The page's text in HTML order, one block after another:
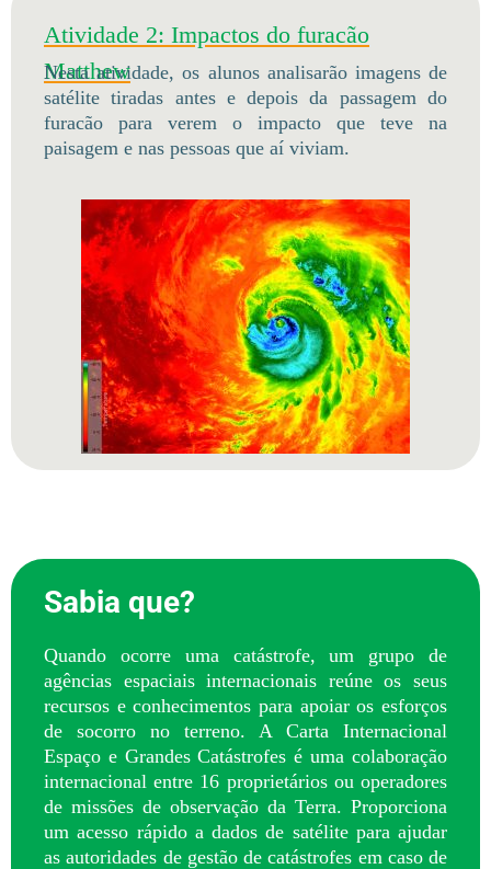
Atividade 2: Impactos do furacão
Matthew
Nesta atividade, os alunos analisarão imagens de
satélite tiradas antes e depois da passagem do
furacão para verem o impacto que teve na
paisagem e nas pessoas que aí viviam.
Sabia que?
Quando ocorre uma catástrofe, um grupo de
agências espaciais internacionais reúne os seus
recursos e conhecimentos para apoiar os esforços
de socorro no terreno. A Carta Internacional
Espaço e Grandes Catástrofes é uma colaboração
internacional entre 16 proprietários ou operadores
de missões de observação da Terra. Proporciona
um acesso rápido a dados de satélite para ajudar
as autoridades de gestão de catástrofes em caso de